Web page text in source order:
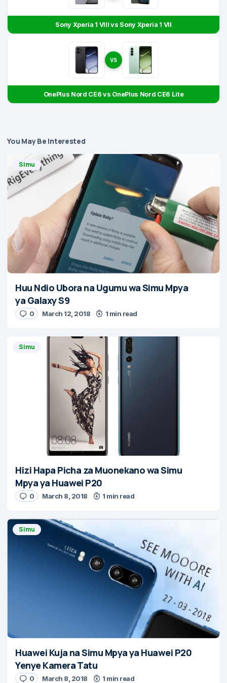
Sony Xperia 1 VIII vs Sony Xperia 1 VII
VS
OnePlus Nord CE6 vs OnePlus Nord CE6 Lite
You May Be Interested
Simu
Huu Ndio Ubora na Ugumu wa Simu Mpya
ya Galaxy S9
0 March 12, 2018 1 min read
Simu
Hizi Hapa Picha za Muonekano wa Simu
Mpya ya Huawei P20
0 March 8, 2018 1 min read
Simu
Huawei Kuja na Simu Mpya ya Huawei P20
Yenye Kamera Tatu
0 March 8, 2018 1 min read